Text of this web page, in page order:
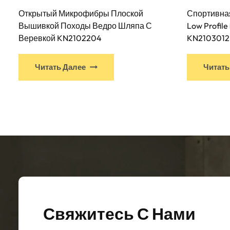
Открытый Микрофибры Плоской
Вышивкой Походы Ведро Шляпа С
Веревкой KN2102204
Читать Далее
Варианты
на
Low Profile
KN2103012
Свяжитесь С Нами